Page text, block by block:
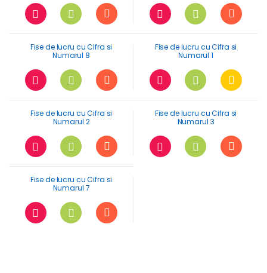
Fise de lucru cu Cifra si
Numarul 8
Fise de lucru cu Cifra si
Numarul 1
Fise de lucru cu Cifra si
Numarul 2
Fise de lucru cu Cifra si
Numarul 3
Fise de lucru cu Cifra si
Numarul 7